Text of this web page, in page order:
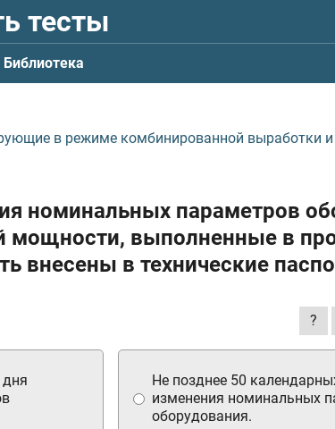
тесты
Библиотека
в режиме комбинированной выработки и
номинальных параметров
мощности, выполненные в
внесены в технические
?
Не позднее 50
изменения номинальных
оборудования.